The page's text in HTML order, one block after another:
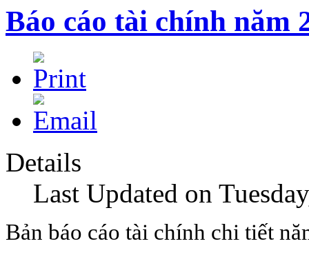
Báo cáo tài chính năm
Details
Last Updated on
Bản báo cáo tài chính chi tiết